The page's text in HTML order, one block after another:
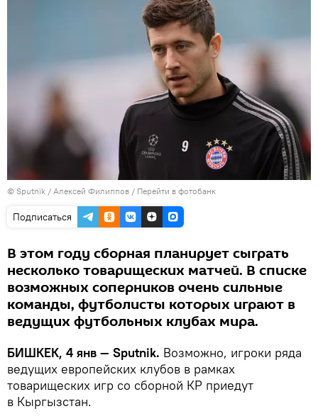
© Sputnik / Алексей Филиппов / Перейти в фотобанк
Подписаться
В этом году сборная планирует сыграть
несколько товарищеских матчей. В списке
возможных соперников очень сильные
команды, футболисты которых играют в
ведущих футбольных клубах мира.
БИШКЕК, 4 янв — Sputnik. Возможно, игроки ряда
ведущих европейских клубов в рамках
товарищеских игр со сборной КР приедут
в Кыргызстан.